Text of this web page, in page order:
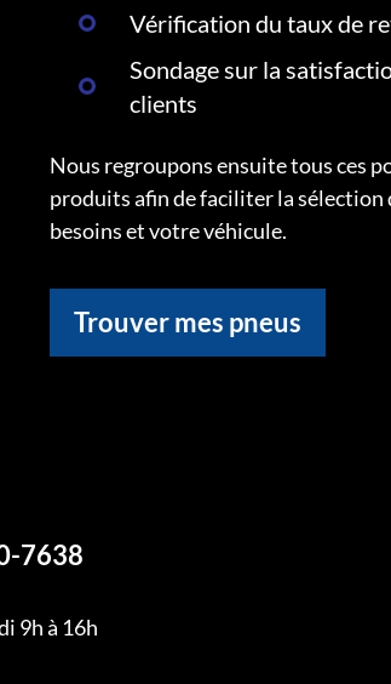
Vérification du taux de
Sondage sur la
clients
Nous regroupons ensuite tous ces
produits afin de faciliter la sélection
besoins et votre véhicule.
Trouver mes pneus
7638
9h à 16h